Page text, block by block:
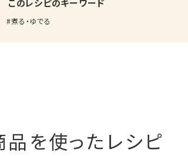
このレシピのキーワード
煮る・ゆでる
品を使ったレシピ